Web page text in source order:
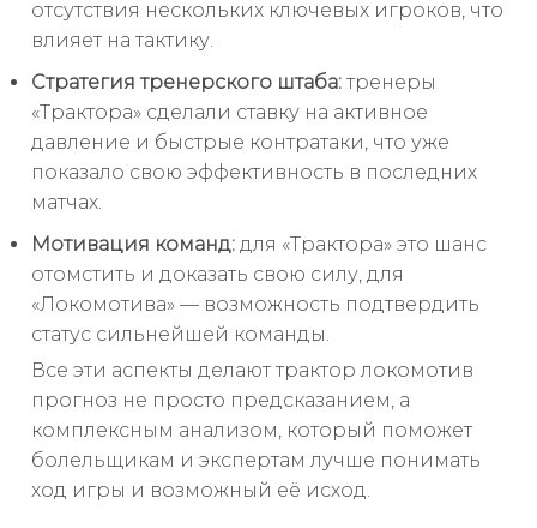
отсутствия нескольких ключевых игроков, что
влияет на тактику.
Стратегия тренерского штаба:тренеры
«Трактора» сделали ставку на активное
давление и быстрые контратаки, что уже
показало свою эффективность в последних
матчах.
Мотивация команд: для «Трактора» это шанс
отомстить и доказать свою силу, для
«Локомотива» — возможность подтвердить
статус сильнейшей команды.
Все эти аспекты делают трактор локомотив
прогноз не просто предсказанием, а
комплексным анализом, который поможет
болельщикам и экспертам лучше понимать
ход игры и возможный её исход.